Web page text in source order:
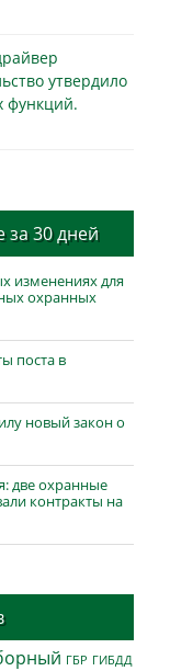
утвердило
функций.
30 дней
изменениях для
охранных
поста в
новый закон о
две охранные
контракты на
ГБР ГИБДД